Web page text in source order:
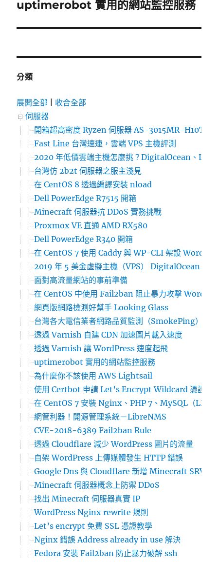
下
篇
章:
uptimerobot 實用的網站監控服務
分類
展開全部
收合全部
伺服器
開箱超高密度 Ryzen 伺服器 AS-3015MR-H10TNR
Fast Line 台灣速連，雲端 VPS 主機評測
2020 年低價雲端主機怎麼挑？DigitalOcean、
台灣仿 2b2t 伺服器之服主淺見
在 CentOS 8 透過編譯安裝 nload
Dell PowerEdge R7515 開箱
Minecraft 伺服器抗 DDoS 實務挑戰
Proxmox VE 直通 AMD RX580
Dell PowerEdge R340 開箱
在 CentOS 7 使用 Caddy 與 WP-CLI 架設
2019 年 5 美金虛擬主機（VPS） DigitalOcean、
面對高流量網站的事前準備
在 CentOS 中使用 Fail2ban 阻止暴力攻擊
網頁版網路檢測好幫手 Looking Glass
台灣各大電信業者網路品質監測（SmokePing）
透過 Varnish 自建 CDN 加速圖片載入速度
透過 Varnish 讓 WordPress 速度起飛
uptimerobot 實用的網站監控服務
為什麼你不該使用 AWS Lightsail
使用 Certbot 申請 Let’s Encrypt Wildcard 憑證
在 CentOS 7 安裝 Nginx、PHP 7、MySQL（
網管利器！開源管理系統－LibreNMS
CVE-2018-6389 Fail2ban Rule
透過 Cloudflare 減少 WordPress 圖片的流量
自架 WordPress 上傳媒體發生 HTTP 錯誤
Google Dns 與 Cloudflare 新增 Minecraft SRV 紀
Minecraft 伺服器概念上防禦 DDoS
找出 Minecraft 伺服器真實 IP
WordPress Nginx rewrite 規則
Let’s encrypt 免費 SSL 憑證教學
Nginx 錯誤 Address already in use 解決
Fedora 安裝 Fail2ban 防止暴力破解 ssh